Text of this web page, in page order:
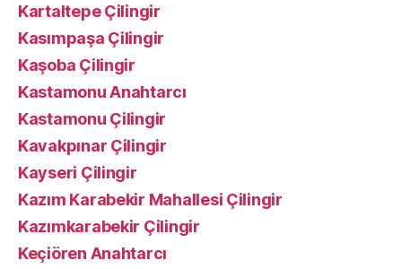
Kartaltepe Çilingir
Kasımpaşa Çilingir
Kaşoba Çilingir
Kastamonu Anahtarcı
Kastamonu Çilingir
Kavakpınar Çilingir
Kayseri Çilingir
Kazım Karabekir Mahallesi Çilingir
Kazımkarabekir Çilingir
Keçiören Anahtarcı